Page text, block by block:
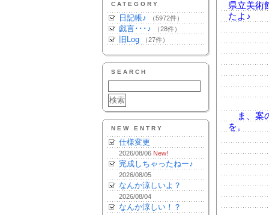
CATEGORY
日記帳♪ （5972件）
戯言･･･♪ （28件）
旧Log （27件）
SEARCH
NEW ENTRY
仕様変更
2026/08/06 New!
完成しちゃったねー♪
2026/08/05
なんか涼しいよ？
2026/08/04
なんか涼しい！？
県立美術
たよ♪
ま、案
を。